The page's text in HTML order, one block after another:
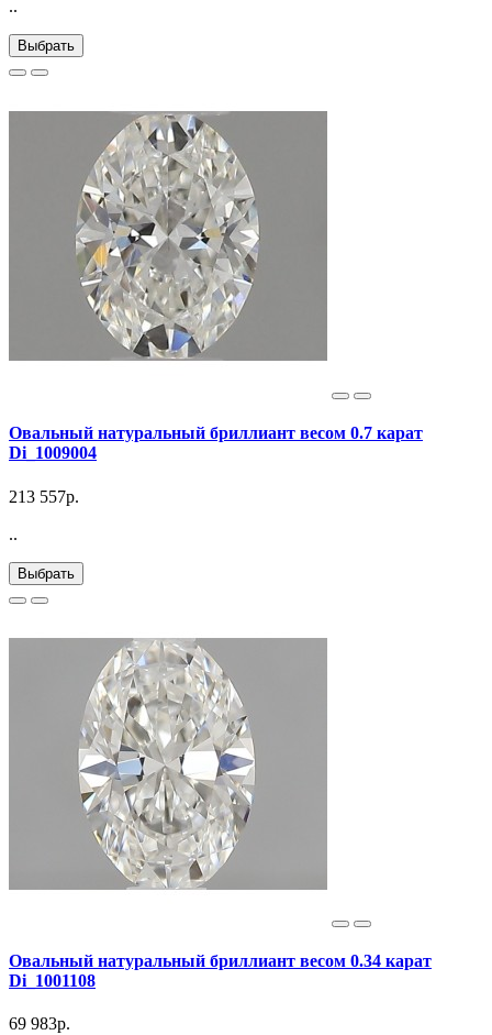
..
Выбрать
Овальный натуральный бриллиант весом 0.7 карат
Di_1009004
213 557р.
..
Выбрать
Овальный натуральный бриллиант весом 0.34 карат
Di_1001108
69 983р.